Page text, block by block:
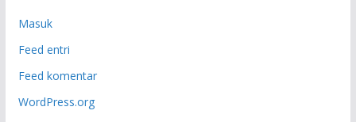
Masuk
Feed entri
Feed komentar
WordPress.org